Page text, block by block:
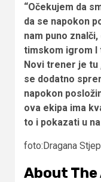
“Očekujem da
da se napokon
nam puno
timskom igrom I
Novi trener je tu
se dodatno
napokon
ova ekipa ima
to i pokazati u
foto:Dragana
About